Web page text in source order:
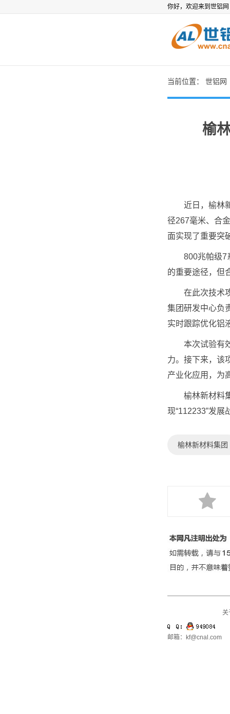
你好，欢迎来到世铝网
当前位置： 世铝网
榆
近日，榆林新
径267毫米、合
面实现了重要突
800兆帕级7系
的重要途径，但
在此次技术攻
集团研发中心负
实时跟踪优化铝
本次试验有效
力。接下来，该
产业化应用，为
榆林新材料集
现“112233”发展
榆林新材料集团
关
邮箱：kf@cnal.com